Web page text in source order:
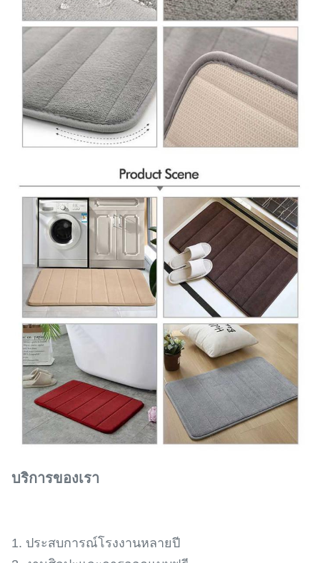
บริการของเรา
1. ประสบการณ์โรงงานหลายปี